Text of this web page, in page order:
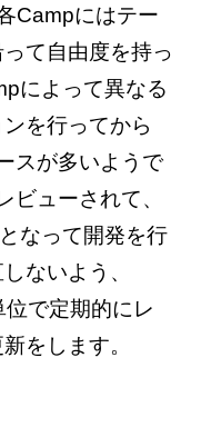
Campにはテー
て自由度を持っ
によって異なる
を行ってから
スが多いようで
ューされて、
なって開発を行
ないよう、
で定期的にレ
をします。